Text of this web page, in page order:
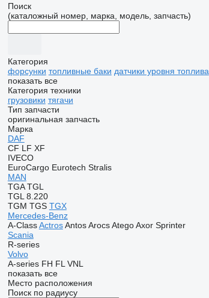
Поиск
(каталожный номер, марка, модель, запчасть)
Категория
форсунки топливные баки датчики уровня топлива
показать все
Категория техники
грузовики тягачи
Тип запчасти
оригинальная запчасть
Марка
DAF
CF LF XF
IVECO
EuroCargo Eurotech Stralis
MAN
TGA TGL
TGL 8.220
TGM TGS TGX
Mercedes-Benz
A-Class Actros Antos Arocs Atego Axor Sprinter
Scania
R-series
Volvo
A-series FH FL VNL
показать все
Место расположения
Поиск по радиусу